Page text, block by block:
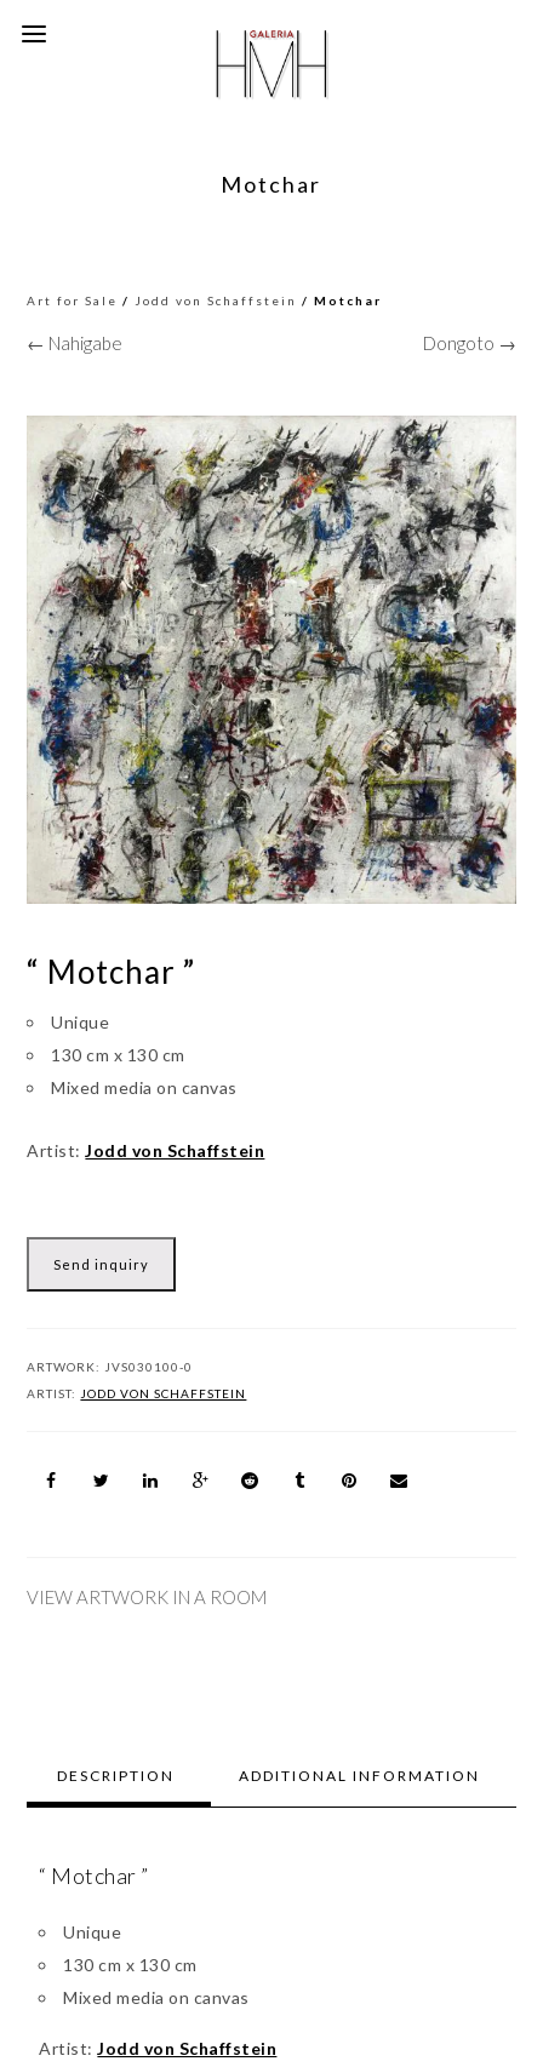
Motchar
Art for Sale / Jodd von Schaffstein / Motchar
← Nahigabe Dongoto →
“ Motchar ”
Unique
130 cm x 130 cm
Mixed media on canvas
Artist:Jodd von Schaffstein
Send inquiry
ARTWORK: JVS030100-0
ARTIST: JODD VON SCHAFFSTEIN
VIEW ARTWORK IN A ROOM
DESCRIPTION ADDITIONAL INFORMATION
“ Motchar ”
Unique
130 cm x 130 cm
Mixed media on canvas
Artist:Jodd von Schaffstein